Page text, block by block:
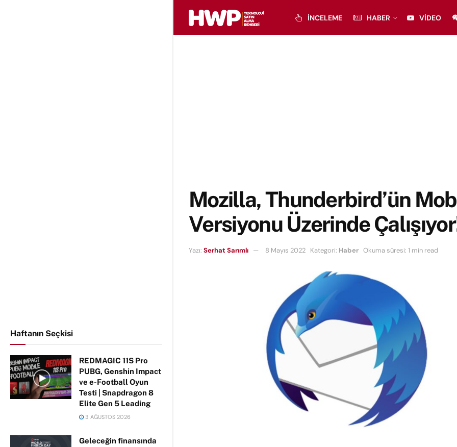
Haftanın Seçkisi
REDMAGIC 11S Pro
PUBG, Genshin Impact
ve e-Football Oyun
Testi | Snapdragon 8
Elite Gen 5 Leading
3 AĞUSTOS 2026
Geleceğin finansında
İNCELEME HABER VIDEO
Mozilla, Thunderbird’ün
Versiyonu Üzerinde
Yazı: Serhat Sarımlı 8 Mayıs 2022 Kategori: Haber Okuma süresi: 1 min read